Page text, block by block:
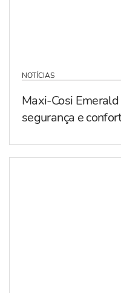
NOTÍCIAS
Maxi-Cosi
segurança e